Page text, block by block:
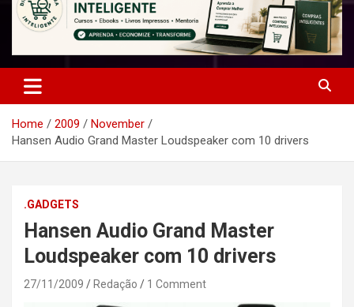
Home 2009
November
Hansen Audio Grand Master Loudspeaker com 10 drivers
.GADGETS
Hansen Audio Grand Master
Loudspeaker com 10 drivers
27/11/2009 Redação 1 Comment